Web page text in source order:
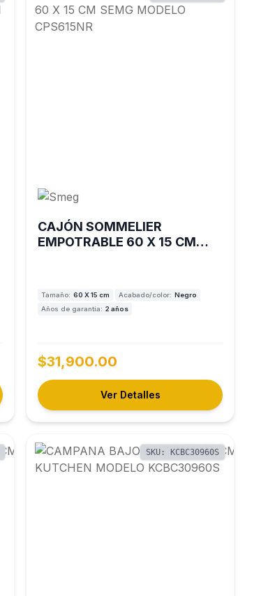
CAJÓN SOMMELIER
EMPOTRABLE 60 X 15 CM
Tamaño: 60 X 15 cm Acabado/color: Negro
Años de garantía: 2 años
$31,900.00
Ver Detalles
SKU: KCBC30960S